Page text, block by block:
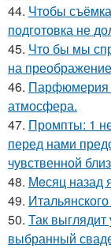
44. Чтобы
подготовка не
45. Что бы мы
на
46. Парфюмерия
атмосфера.
47. Промпты: 1
перед нами
чувственной
48. Мeсяц назад
49.
50. Так
выбранный